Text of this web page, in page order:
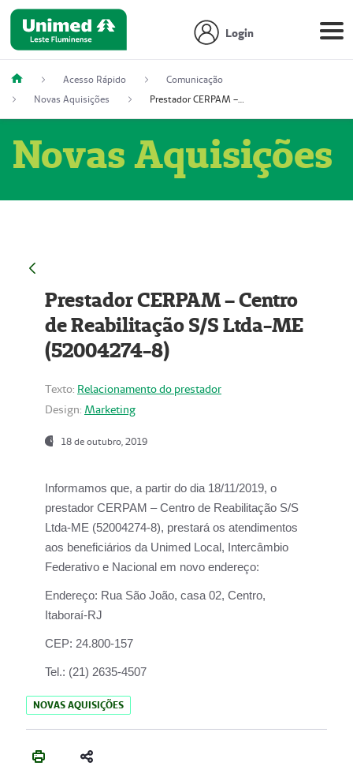
Login
Acesso Rápido
Comunicação
Novas Aquisições
Prestador CERPAM – Centro de Reabilitação S/S Ltda-ME (52004274-8)
Novas Aquisições
Prestador CERPAM – Centro
de Reabilitação S/S Ltda-ME
(52004274-8)
Texto: Relacionamento do prestador
Design: Marketing
18 de outubro, 2019
Informamos que, a partir do dia 18/11/2019, o
prestador CERPAM – Centro de Reabilitação S/S
Ltda-ME (52004274-8), prestará os atendimentos
aos beneficiários da Unimed Local, Intercâmbio
Federativo e Nacional em novo endereço:
Endereço: Rua São João, casa 02, Centro,
Itaboraí-RJ
CEP: 24.800-157
Tel.: (21) 2635-4507
NOVAS AQUISIÇÕES